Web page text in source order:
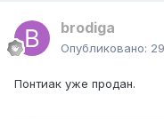
brodiga
Опубликовано:
Понтиак уже продан.